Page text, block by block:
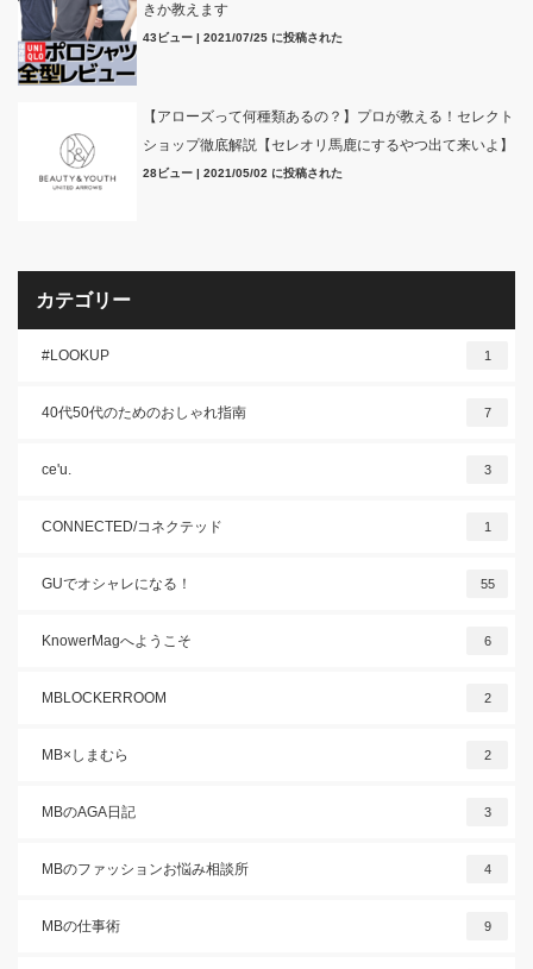
きか教えます
43ビュー | 2021/07/25 に投稿された
【アローズって何種類あるの？】プロが教える！セレクト
ショップ徹底解説【セレオリ馬鹿にするやつ出て来いよ】
28ビュー | 2021/05/02 に投稿された
カテゴリー
#LOOKUP 1
40代50代のためのおしゃれ指南 7
ce'u. 3
CONNECTED/コネクテッド 1
GUでオシャレになる！ 55
KnowerMagへようこそ 6
MBLOCKERROOM 2
MB×しまむら 2
MBのAGA日記 3
MBのファッションお悩み相談所 4
MBの仕事術 9